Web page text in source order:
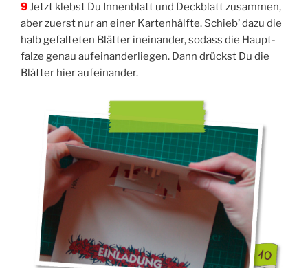
9Jetzt klebst Du Innen­blatt und Deck­blatt zusam­men,
aber zuerst nur an einer Kar­ten­hälf­te. Schieb’ dazu die
halb gefal­te­ten Blät­ter inein­an­der, sodass die Haupt­
fal­ze genau auf­ein­an­der­lie­gen. Dann drückst Du die
Blät­ter hier aufeinander.